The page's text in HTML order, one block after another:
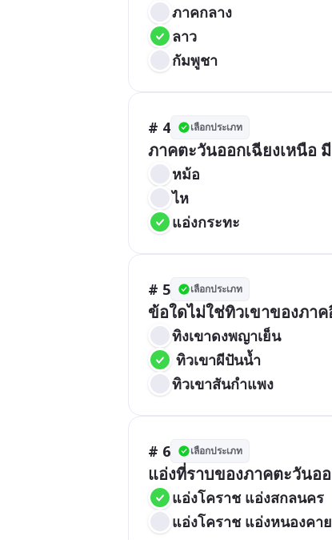
ภาคกลาง
ลาว
กัมพูชา
# 4 เลือกประเภท
ภาคตะวันออกเฉียงเหนือ
หม้อ
ไห
แอ่งกระทะ
# 5 เลือกประเภท
ข้อใดไม่ใช่ทิวเขาของภา
ทิงเขาดงพญาเย็น
ทิวเขาผีปันน้ำ
ทิวเขาสันกำแพง
# 6 เลือกประเภท
แอ่งที่ราบของภาคตะวันอ
แอ่งโคราช แอ่งสกลนคร
แอ่งโคราช แอ่งหนองคาย